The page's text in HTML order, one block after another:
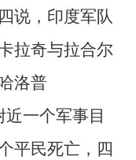
说，印度军队
拉奇与拉合尔
洛普
近一个军事目
平民死亡，四